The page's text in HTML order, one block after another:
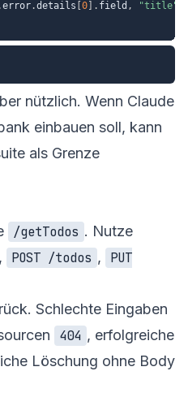
error.details 0 . field , "title"
nützlich. Wenn Claude
einbauen soll, kann
als Grenze
/getTodos . Nutze
, POST /todos ,
PUT
Schlechte Eingaben
404 , erfolgreiche
Löschung ohne Body